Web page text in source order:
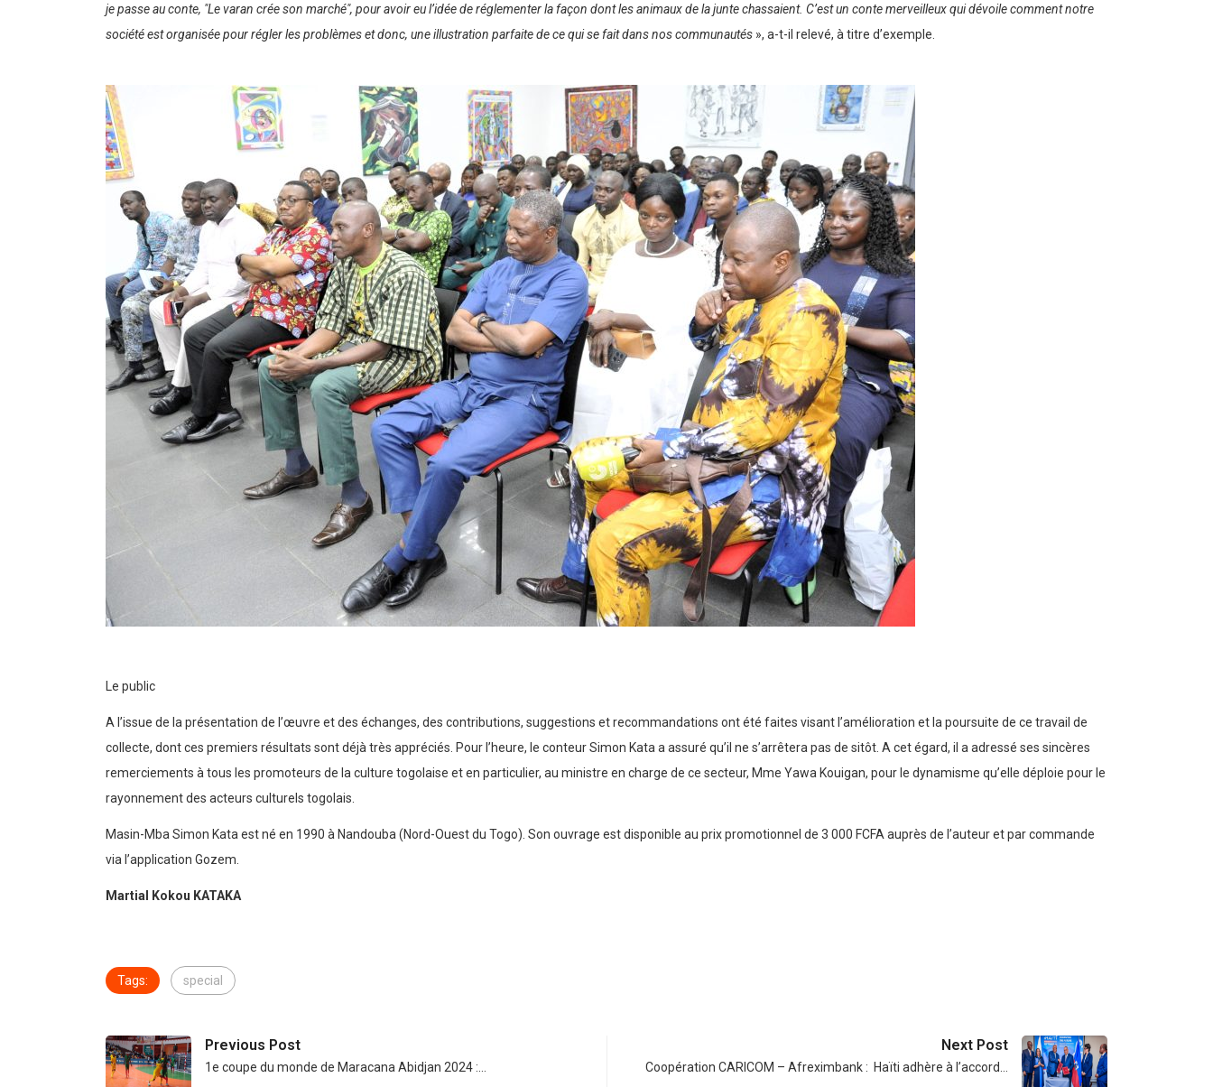
je passe au conte, ″Le varan crée son marché″, pour avoir eu l’idée de réglementer la façon dont les animaux de la junte chassaient. C’est un conte merveilleux qui dévoile comment notre
société est organisée pour régler les problèmes et donc, une illustration parfaite de ce qui se fait dans nos communautés », a-t-il relevé, à titre d’exemple.
Le public
A l’issue de la présentation de l’œuvre et des échanges, des contributions, suggestions et recommandations ont été faites visant l’amélioration et la poursuite de ce travail de
collecte, dont ces premiers résultats sont déjà très appréciés. Pour l’heure, le conteur Simon Kata a assuré qu’il ne s’arrêtera pas de sitôt. A cet égard, il a adressé ses sincères
remerciements à tous les promoteurs de la culture togolaise et en particulier, au ministre en charge de ce secteur, Mme Yawa Kouigan, pour le dynamisme qu’elle déploie pour le
rayonnement des acteurs culturels togolais.
Masin-Mba Simon Kata est né en 1990 à Nandouba (Nord-Ouest du Togo). Son ouvrage est disponible au prix promotionnel de 3 000 FCFA auprès de l’auteur et par commande
via l’application Gozem.
Martial Kokou KATAKA
Tags: special
Previous Post
1e coupe du monde de Maracana Abidjan 2024 :…
Next Post
Coopération CARICOM – Afreximbank : Haïti adhère à l’accord…